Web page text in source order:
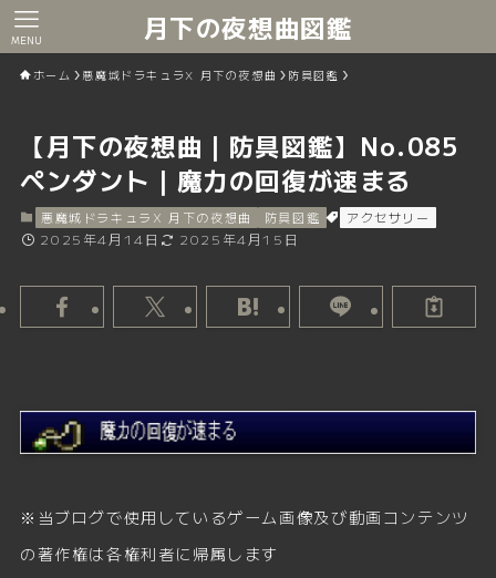
月下の夜想曲図鑑
MENU
ホーム 悪魔城ドラキュラX 月下の夜想曲 防具図鑑
【月下の夜想曲｜防具図鑑】No.085
ペンダント｜魔力の回復が速まる
悪魔城ドラキュラX 月下の夜想曲 防具図鑑 アクセサリー
2025年4月14日 2025年4月15日
※当ブログで使用しているゲーム画像及び動画コンテンツ
の著作権は各権利者に帰属します